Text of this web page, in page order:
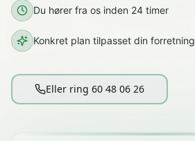
Du hører fra os inden 24 timer
Konkret plan tilpasset din forretning
Eller ring 60 48 06 26